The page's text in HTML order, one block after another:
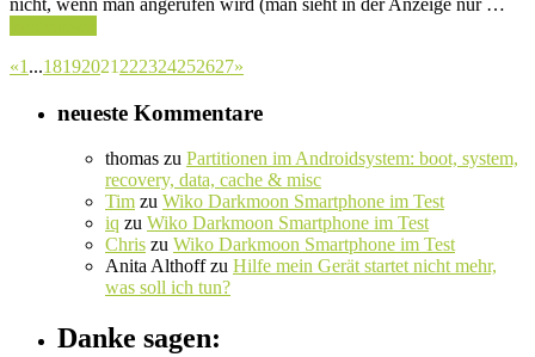
nicht, wenn man angerufen wird (man sieht in der Anzeige nur …
«1 ...18192021 222324252627»
neueste Kommentare
thomas zu Partitionen im Androidsystem: boot, system,
recovery, data, cache & misc
Tim zu Wiko Darkmoon Smartphone im Test
iq zu Wiko Darkmoon Smartphone im Test
Chris zu Wiko Darkmoon Smartphone im Test
Anita Althoffzu Hilfe mein Gerät startet nicht mehr,
was soll ich tun?
Danke sagen: